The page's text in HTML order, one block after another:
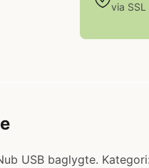
via SSL
USB baglygte. Kategori: